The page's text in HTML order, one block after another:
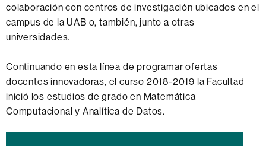
colaboración con centros de investigación ubicados en el
campus de la UAB o, también, junto a otras
universidades.
Continuando en esta línea de programar ofertas
docentes innovadoras, el curso 2018-2019 la Facultad
inició los estudios de grado en Matemática
Computacional y Analítica de Datos.
Información